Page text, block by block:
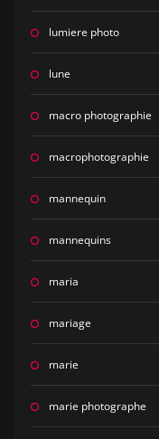
lumiere photo
lune
macro photographie
macrophotographie
mannequin
mannequins
maria
mariage
marie
marie photographe